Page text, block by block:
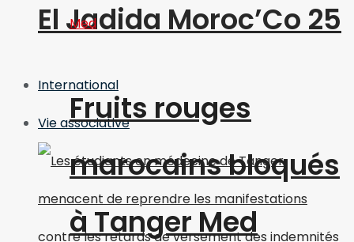
El Jadida Moroc’Co 25
International
Vie associative
Fruits rouges
marocains bloqués
à Tanger Med